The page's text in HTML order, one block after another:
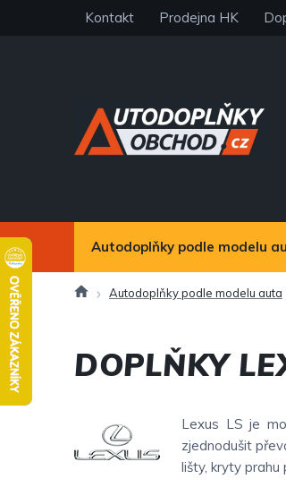
Kontakt Prodejna HK
Autodoplňky podle modelu
DomůAutodoplňky podle modelu auta
DOPLŇKY
Lexus LS je
zjednodušit
lišty, kryty prahu